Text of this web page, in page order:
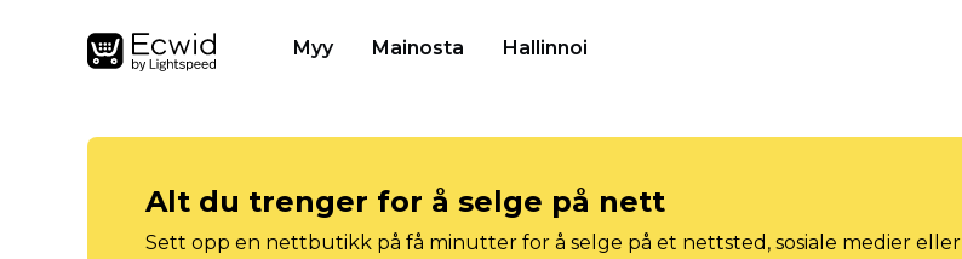
Myy Mainosta Hallinnoi
Alt du trenger for å selge på nett
Sett opp en nettbutikk på få minutter for å selge på et nettsted, sosiale medier eller